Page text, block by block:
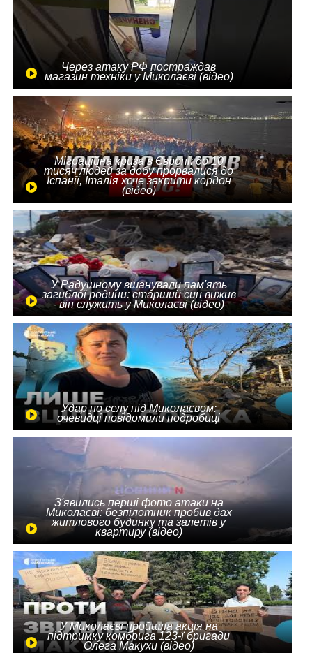
Через атаку РФ постраждав
магазин техніки у Миколаєві (відео)
Міграційна криза в Європі: до 10
тисяч людей за добу прорвалися до
Іспанії, Італія хоче закрити кордон
(відео)
У Радушному вшанували пам'ять
загиблої родини: старший син вижив
- він служить у Миколаєві (відео)
Удар по селу під Миколаєвом:
очевидці повідомили подробиці
З'явились перші фото атаки на
Миколаєві: безпілотник пробив дах
житлового будинку та залетів у
квартиру (відео)
У Миколаєві пройшла акція на
підтримку комбрига 123-ї бригади
Олега Макухи (відео)